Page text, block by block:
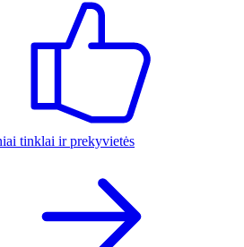
tinklai ir prekyvietės